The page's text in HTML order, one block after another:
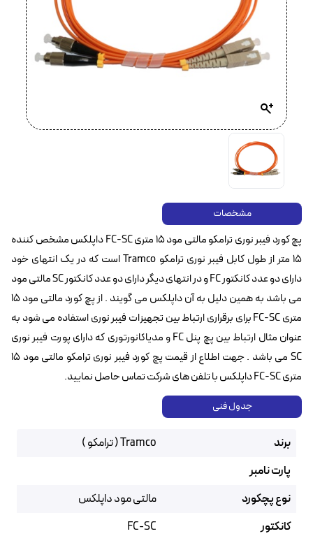
مشخصات
پچ کورد فیبر نوری ترامکو مالتی مود ۱۵ متری FC-SC داپلکس مشخص کننده
۱۵ متر از طول کابل فیبر نوری ترامکو Tramco است که در یک انتهای خود
دارای دو عدد کانکتور FC‌ و در انتهای دیگر دارای دو عدد کانکتور SC مالتی مود
می باشد به همین دلیل به آن داپلکس می گویند . از پچ کورد مالتی مود ۱۵
متری FC-SC برای برقراری ارتباط بین تجهیزات فیبر نوری استفاده می شود به
عنوان مثال ارتباط بین پچ پنل FC و مدیاکانورتوری که دارای پورت فیبر نوری
SC می باشد . جهت اطلاع از قیمت پچ کورد فیبر نوری ترامکو مالتی مود ۱۵
متری FC-SC داپلکس با تلفن های شرکت تماس حاصل نمایید.
جدول فنی
برند
Tramco ( ترامکو )
پارت نامبر
نوع پچکورد
مالتی مود داپلکس
کانکتور
FC-SC